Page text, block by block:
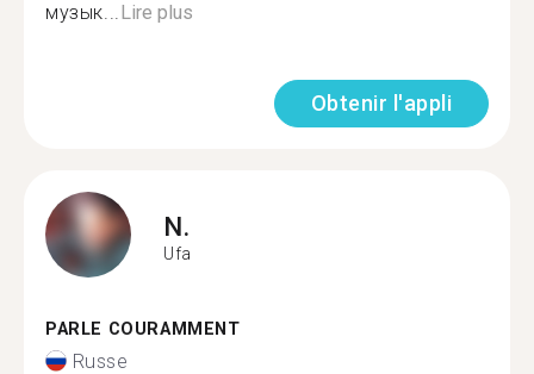
музык...Lire plus
Obtenir l'appli
N.
Ufa
PARLE COURAMMENT
Russe